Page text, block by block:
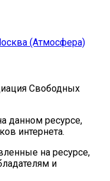
Свободных
данном ресурсе,
интернета.
на ресурсе,
и